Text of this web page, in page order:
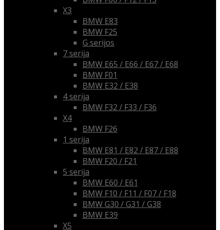
X3
BMW E83
BMW F25
G serijos
7 serija
BMW E65 / E66 / E67 / E68
BMW F01
BMW E32 / E38
4 serija
BMW F32 / F33 / F36
X4
BMW F26
1 serija
BMW E81 / E82 / E87 / E88
BMW F20 / F21
5 serija
BMW E60 / E61
BMW F10 / F11 / F07 / F18
BMW G30 / G31 / G38
BMW E39
X5